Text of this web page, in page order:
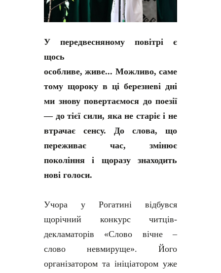
У передвесняному повітрі є
щось
особливе, живе... Можливо, саме
тому щороку в ці березневі дні
ми знову повертаємося до поезії
— до тієї сили, яка не старіє і не
втрачає сенсу. До слова, що
переживає час, змінює
покоління і щоразу знаходить
нові голоси.
Учора у Рогатині відбувся
щорічний конкурс читців-
декламаторів «Слово вічне –
слово невмируще». Його
організатором та ініціатором уже